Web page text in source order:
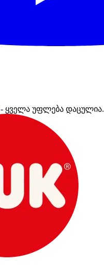
- ყველა უფლება დაცულია.